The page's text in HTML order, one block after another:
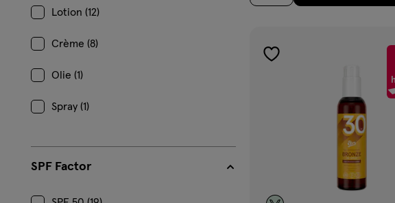
Lotion (12)
Crème (8)
Olie (1)
Spray (1)
SPF Factor
toevoegen